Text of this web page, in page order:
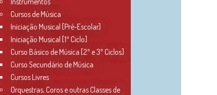
Cursos de Música
Iniciação Musical [Pré-Escolar]
Iniciação Musical [1º Ciclo]
Curso Básico de Música [2º e 3º Ciclos]
Curso Secundário de Música
Cursos Livres
Orquestras, Coros e outras Classes de